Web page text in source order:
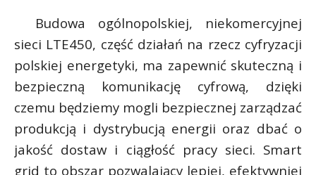
Budowa ogólnopolskiej, niekomercyjnej
sieci LTE450, część działań na rzecz cyfryzacji
polskiej energetyki, ma zapewnić skuteczną i
bezpieczną komunikację cyfrową, dzięki
czemu będziemy mogli bezpiecznej zarządzać
produkcją i dystrybucją energii oraz dbać o
jakość dostaw i ciągłość pracy sieci. Smart
grid to obszar pozwalający lepiej, efektywniej